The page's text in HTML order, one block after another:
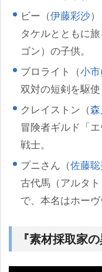
ビー（伊藤彩沙）
タケルとともに
ゴン）の子供。
ブロライト（小
双対の短剣を駆
クレイストン（
冒険者ギルド「
戦士。
プニさん（佐藤
古代馬（アルタ
で、本名はホーヴ
『素材採取家